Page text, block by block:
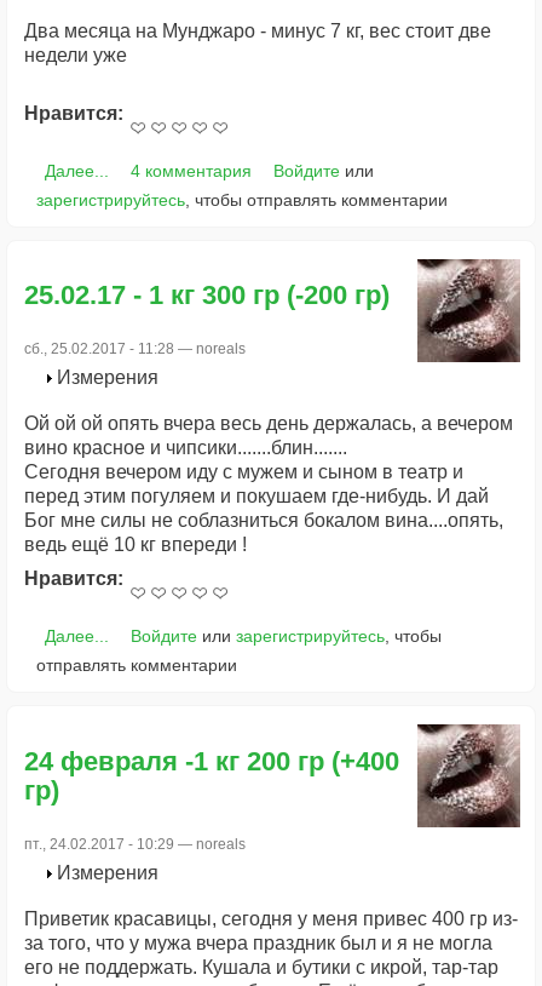
Два месяца на Мунджаро - минус 7 кг, вес стоит две
недели уже
Нравится:
Далее... 4 комментария Войдитеили
зарегистрируйтесь , чтобы отправлять комментарии
25.02.17 - 1 кг 300 гр (-200 гр)
сб., 25.02.2017 - 11:28 — noreals
Измерения
Ой ой ой опять вчера весь день держалась, а вечером
вино красное и чипсики.......блин.......
Сегодня вечером иду с мужем и сыном в театр и
перед этим погуляем и покушаем где-нибудь. И дай
Бог мне силы не соблазниться бокалом вина....опять,
ведь ещё 10 кг впереди !
Нравится:
Далее... Войдитеили зарегистрируйтесь, чтобы
отправлять комментарии
24 февраля -1 кг 200 гр (+400
гр)
пт., 24.02.2017 - 10:29 — noreals
Измерения
Приветик красавицы, сегодня у меня привес 400 гр из-
за того, что у мужа вчера праздник был и я не могла
его не поддержать. Кушала и бутики с икрой, тар-тар